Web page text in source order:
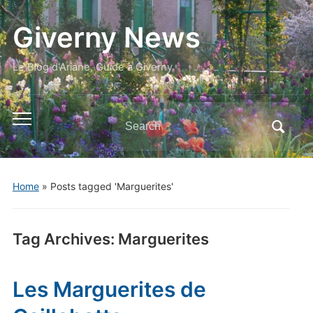
Giverny News
Le Blog d'Ariane, Guide à Giverny
Toggle
mobile
menu
Search
for:
Home» Posts tagged 'Marguerites'
Tag Archives: Marguerites
Les Marguerites de